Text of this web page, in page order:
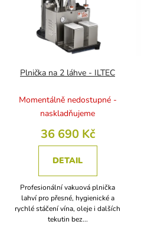
Plnička na 2 láhve - ILTEC
Momentálně nedostupné -
naskladňujeme
36 690 Kč
DETAIL
Profesionální vakuová plnička
lahví pro přesné, hygienické a
rychlé stáčení vína, oleje i dalších
tekutin bez...